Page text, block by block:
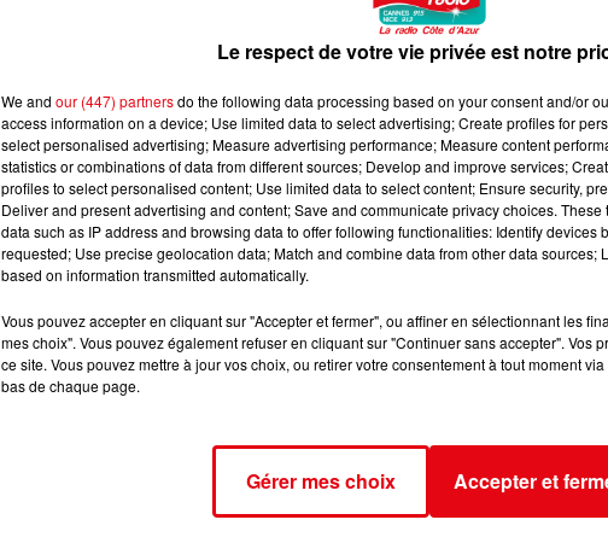
Le respect de votre vie privée est notre
We and our (447) partnersdo the following data processing based on your consent and/or
access information on a device; Use limited data to select advertising; Create profiles for
select personalised advertising; Measure advertising performance; Measure content
statistics or combinations of data from different sources; Develop and improve services;
profiles to select personalised content; Use limited data to select content; Ensure security,
Deliver and present advertising and content; Save and communicate privacy choices.
data such as IP address and browsing data to offer following functionalities: Identify devices
requested; Use precise geolocation data; Match and combine data from other data sources;
based on information transmitted automatically.
Vous pouvez accepter en cliquant sur "Accepter et fermer", ou affiner en sélectionnant les
mes choix". Vous pouvez également refuser en cliquant sur "Continuer sans accepter". Vos
ce site. Vous pouvez mettre à jour vos choix, ou retirer votre consentement à tout moment
bas de chaque page.
Gérer mes choix Accepter et